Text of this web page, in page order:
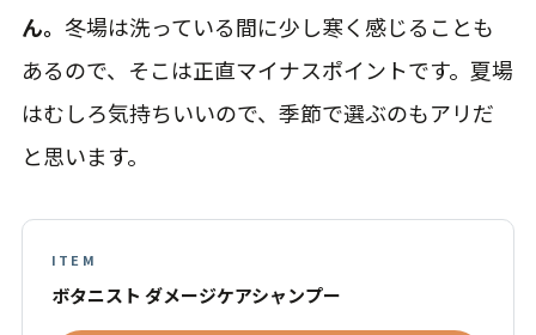
ん。 冬場は洗っている間に少し寒く感じることも
あるので、そこは正直マイナスポイントです。夏場
はむしろ気持ちいいので、季節で選ぶのもアリだ
と思います。
ITEM
ボタニスト ダメージケアシャンプー